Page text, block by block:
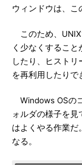
ウィンドウは、こ
このため、UNIX
く少なくするこ
したり、ヒスト
を再利用したりで
Windows OSの
ォルダの様子を見
はよくやる作業だ
なる。